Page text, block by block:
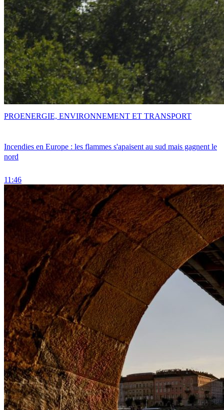
Incendies en Europe : les flammes s'apaisent au sud mais gagnent le
nord
11:46
PROENERGIE, ENVIRONNEMENT ET TRANSPORT